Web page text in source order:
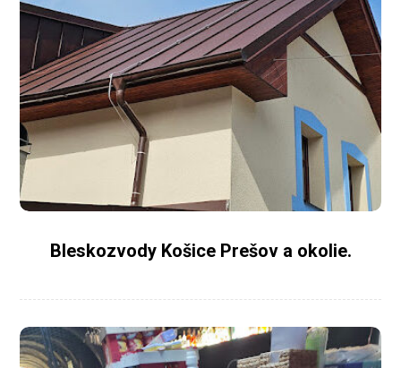
Bleskozvody Košice Prešov a okolie.